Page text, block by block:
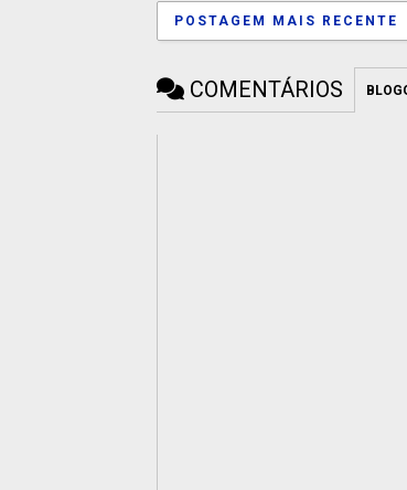
POSTAGEM MAIS RECENTE
COMENTÁRIOS